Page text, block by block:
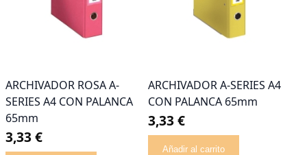
ARCHIVADOR ROSA A-
SERIES A4 CON PALANCA
65mm
3,33 €
ARCHIVADOR A-SERIES A4
CON PALANCA 65mm
3,33 €
Añadir al carrito